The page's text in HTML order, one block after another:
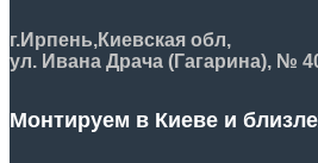
г.Ирпень,Киевская обл,
ул. Ивана Драча (Гагарина), №
Монтируем в Киеве и